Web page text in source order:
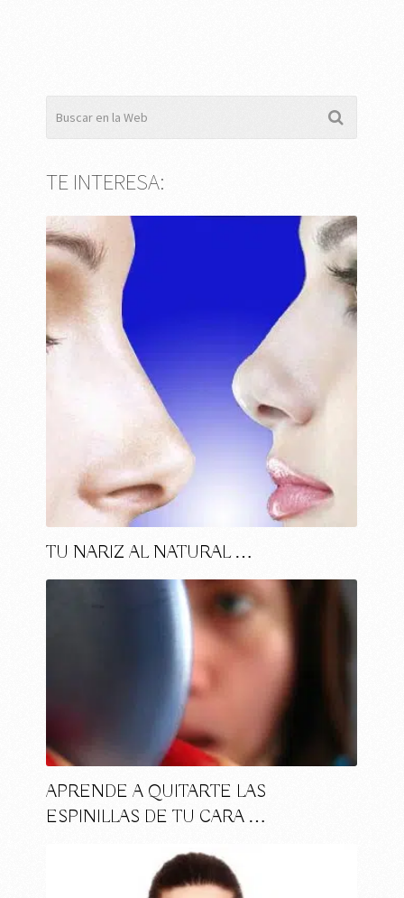
TE INTERESA:
TU NARIZ AL NATURAL …
APRENDE A QUITARTE LAS
ESPINILLAS DE TU CARA …